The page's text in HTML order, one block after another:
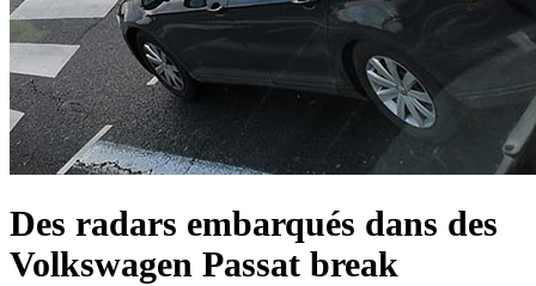
Des radars embarqués dans des
Volkswagen Passat break